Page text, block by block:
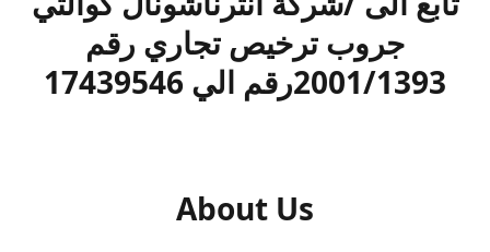
جروب ترخيص تجاري رقم
2001/1393رقم الي 17439546
About Us